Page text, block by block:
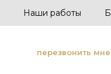
Наши работы
перезвонить мне